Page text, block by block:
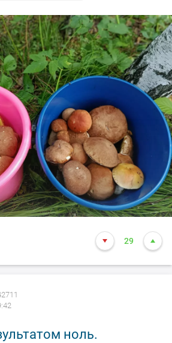
29
ноль.